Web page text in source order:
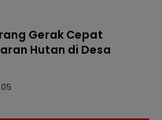
Gerak Cepat
Hutan di Desa